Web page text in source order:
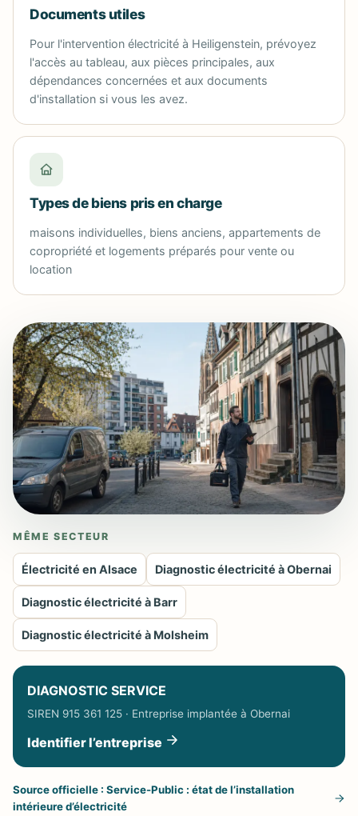
Documents utiles
Pour l'intervention électricité à Heiligenstein, prévoyez
l'accès au tableau, aux pièces principales, aux
dépendances concernées et aux documents
d'installation si vous les avez.
Types de biens pris en charge
maisons individuelles, biens anciens, appartements de
copropriété et logements préparés pour vente ou
location
MÊME SECTEUR
Électricité en Alsace Diagnostic électricité à Obernai
Diagnostic électricité à Barr
Diagnostic électricité à Molsheim
DIAGNOSTIC SERVICE
SIREN 915 361 125 · Entreprise implantée à Obernai
Identifier l’entreprise
Source officielle : Service-Public : état de l’installation
intérieure d’électricité